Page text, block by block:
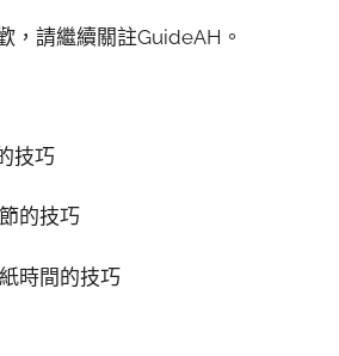
，請繼續關註GuideAH。
技巧
的技巧
時間的技巧